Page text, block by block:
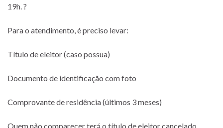
19h. ?
Para o atendimento, é preciso levar:
Título de eleitor (caso possua)
Documento de identificação com foto
Comprovante de residência (últimos 3 meses)
Quem não comparecer terá o título de eleitor cancelado